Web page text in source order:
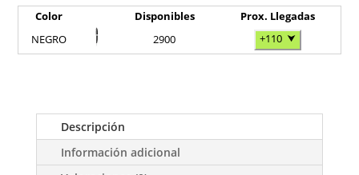
Color Disponibles
Prox. Llegadas
NEGRO
2900 +110 ⮟
Descripción
Información adicional